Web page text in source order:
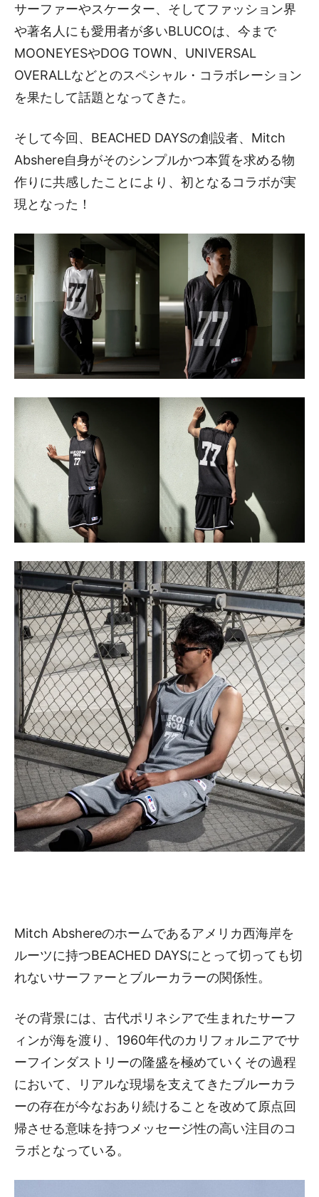
サーファーやスケーター、そしてファッション界
や著名人にも愛用者が多いBLUCOは、今まで
MOONEYESやDOG TOWN、UNIVERSAL
OVERALLなどとのスペシャル・コラボレーション
を果たして話題となってきた。
そして今回、BEACHED DAYSの創設者、Mitch
Abshere自身がそのシンプルかつ本質を求める物
作りに共感したことにより、初となるコラボが実
現となった！
Mitch Abshereのホームであるアメリカ西海岸を
ルーツに持つBEACHED DAYSにとって切っても切
れないサーファーとブルーカラーの関係性。
その背景には、古代ポリネシアで生まれたサーフ
ィンが海を渡り、1960年代のカリフォルニアでサ
ーフインダストリーの隆盛を極めていくその過程
において、リアルな現場を支えてきたブルーカラ
ーの存在が今なおあり続けることを改めて原点回
帰させる意味を持つメッセージ性の高い注目のコ
ラボとなっている。